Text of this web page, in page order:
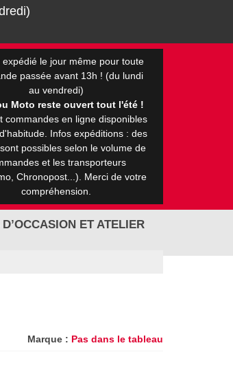
le jour même pour toute
passée avant 13h ! (du lundi
au vendredi)
Moto reste ouvert tout l'été !
commandes en ligne disponibles
Infos expéditions : des
possibles selon le volume de
et les transporteurs
Chronopost...). Merci de votre
compréhension.
ET ATELIER
Marque : Pas dans le tableau